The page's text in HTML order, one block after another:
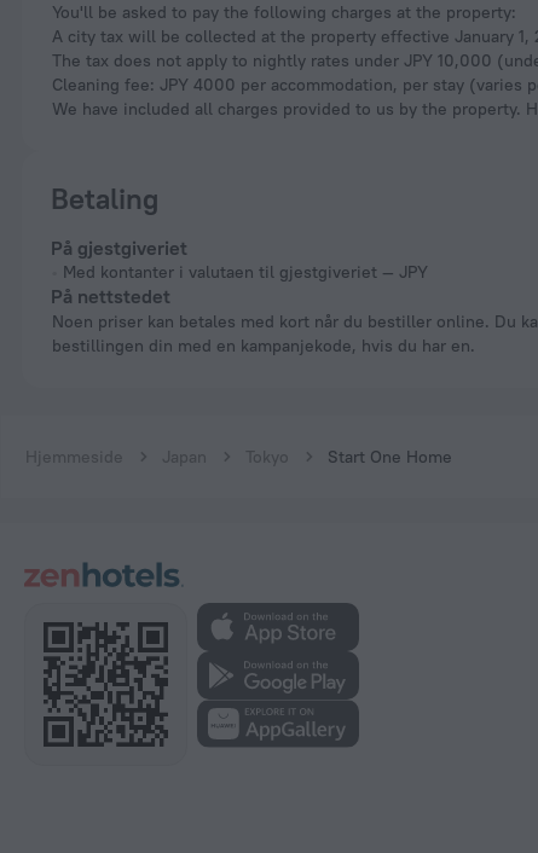
You'll be asked to pay the following charges at the property:
A city tax will be collected at the property effective January
The tax does not apply to nightly rates under JPY 10,000
Cleaning fee: JPY 4000 per accommodation, per stay (varies
We have included all charges provided to us by the property.
Betaling
På gjestgiveriet
Med kontanter i valutaen til gjestgiveriet — JPY
På nettstedet
Noen priser kan betales med kort når du bestiller online. Du kan betale
bestillingen din med en kampanjekode, hvis du har en.
Hjemmeside Japan Tokyo Start One Home